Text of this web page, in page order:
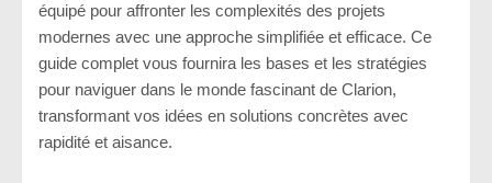
équipé pour affronter les complexités des projets
modernes avec une approche simplifiée et efficace. Ce
guide complet vous fournira les bases et les stratégies
pour naviguer dans le monde fascinant de Clarion,
transformant vos idées en solutions concrètes avec
rapidité et aisance.